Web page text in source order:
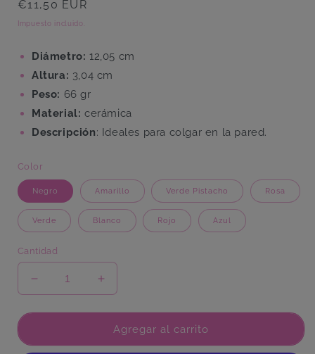
Precio
habitual
€11,50 EUR
Impuesto incluido.
Diámetro: 12,05 cm
Altura: 3,04 cm
Peso: 66 gr
Material: cerámica
Descripción: Ideales para colgar en la pared.
Color
Negro Amarillo Verde Pistacho Rosa
Verde Blanco Rojo Azul
Cantidad
Reducir
cantidad
para
Portuguesa
Aumentar
cantidad
para
Golondrina
Portuguesa
Agregar al carrito